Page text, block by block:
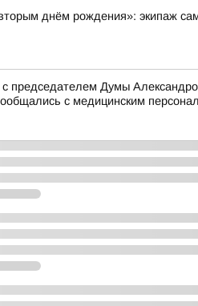
днём рождения»: экипаж
председателем Думы
с медицинским